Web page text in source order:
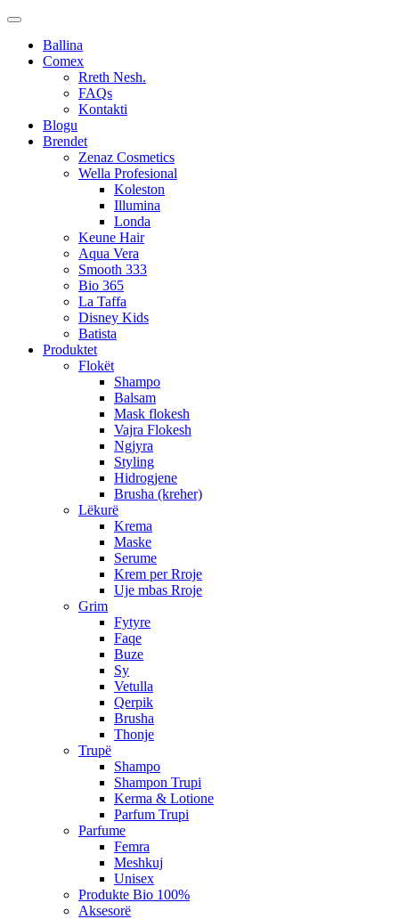
Ballina
Comex
Rreth Nesh.
FAQs
Kontakti
Blogu
Brendet
Zenaz Cosmetics
Wella Profesional
Koleston
Illumina
Londa
Keune Hair
Aqua Vera
Smooth 333
Bio 365
La Taffa
Disney Kids
Batista
Produktet
Flokët
Shampo
Balsam
Mask flokesh
Vajra Flokesh
Ngjyra
Styling
Hidrogjene
Brusha (kreher)
Lëkurë
Krema
Maske
Serume
Krem per Rroje
Uje mbas Rroje
Grim
Fytyre
Faqe
Buze
Sy
Vetulla
Qerpik
Brusha
Thonje
Trupë
Shampo
Shampon Trupi
Kerma & Lotione
Parfum Trupi
Parfume
Femra
Meshkuj
Unisex
Produkte Bio 100%
Aksesorë